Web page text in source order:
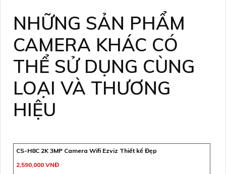
NHỮNG SẢN PHẨM
CAMERA KHÁC CÓ
THỂ SỬ DỤNG CÙNG
LOẠI VÀ THƯƠNG
HIỆU
CS-H8C 2K 3MP Camera Wifi Ezviz Thiết kế Đẹp
2,590,000 VNĐ